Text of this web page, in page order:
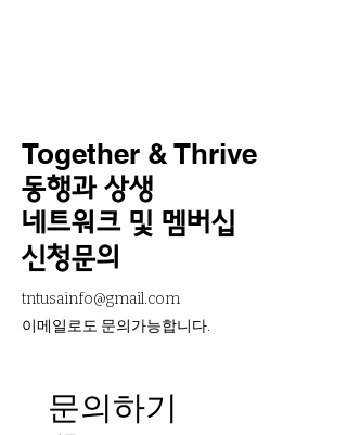
Together & Thrive
동행과 상생
네트워크 및 멤버십
신청문의
tntusainfo@gmail.com
​이메일로도 문의가능합니다.
문의하기